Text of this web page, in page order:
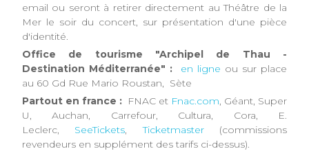
email ou seront à retirer directement au Théâtre de la
Mer le soir du concert, sur présentation d'une pièce
d'identité.
Office de tourisme "Archipel de Thau -
Destination Méditerranée" :
en ligne ou sur place
au 60 Gd Rue Mario Roustan, Sète
Partout en france : FNAC et Fnac.com, Géant, Super
U, Auchan, Carrefour, Cultura, Cora, E.
Leclerc, SeeTickets,Ticketmaster(commissions
revendeurs en supplément des tarifs ci-dessus).​